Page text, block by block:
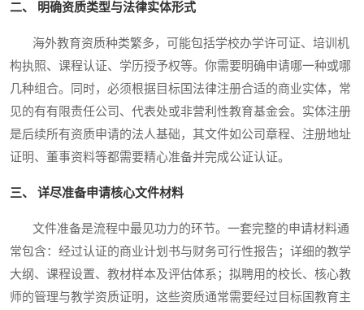
二、 明确资质类型与法律实体形式
海外教育资质种类繁多，可能包括学校办学许可证、培训机
构执照、课程认证、学历授予权等。你需要明确申请哪一种或哪
几种组合。同时，必须根据目标国法律注册合适的商业实体，常
见的有有限责任公司、代表处或非营利性教育基金会。实体注册
是后续所有资质申请的法人基础，其文件如公司章程、注册地址
证明、董事资料等都需要精心准备并完成公证认证。
三、 详尽准备申请核心文件材料
文件准备是流程中最见功力的环节。一套完整的申请材料通
常包含：经过认证的商业计划书与财务可行性报告；详细的教学
大纲、课程设置、教材样本及评估体系；拟聘用的校长、核心教
师的管理与教学资质证明，这些资质通常需要经过目标国教育主